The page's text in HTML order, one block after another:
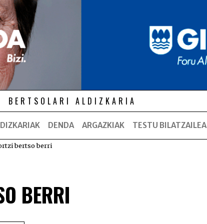
BERTSOLARI ALDIZKARIA
DENDA ARGAZKIAK TESTU BILATZAILEA
bertso berri
BERRI